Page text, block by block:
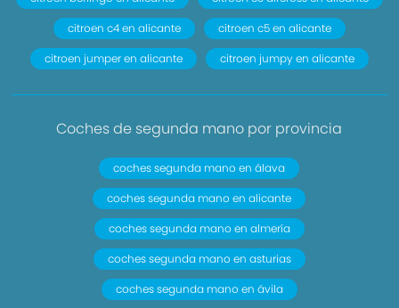
citroen c4 en alicante
citroen c5 en alicante
citroen jumper en alicante
citroen jumpy en alicante
Coches de segunda mano por provincia
coches segunda mano en álava
coches segunda mano en alicante
coches segunda mano en almería
coches segunda mano en asturias
coches segunda mano en ávila